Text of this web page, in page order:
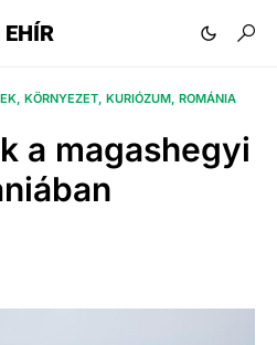
EHÍR
KÖRNYEZET KURIÓZUM ROMÁNIA
a magashegyi